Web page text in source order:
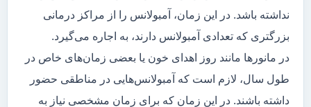
نداشته باشد. در این زمان، آمبولانس را از مراکز درمانی
بزرگتری که تعدادی آمبولانس دارند، به اجاره می‌گیرد.
در مانور‌ها مانند روز اهدای خون یا بعضی زمان‌های خاص در
طول سال، لازم است که آمبولانس‌هایی در مناطقی حضور
داشته باشند. در این زمان که برای زمان مشخصی نیاز به